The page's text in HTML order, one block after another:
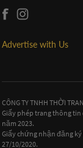
Advertise with Us
CÔNG TY TNHH THỜI
Giấy phép trang thông tin
năm 2023.
Giấy chứng nhận đăng ký
27/10/2020.